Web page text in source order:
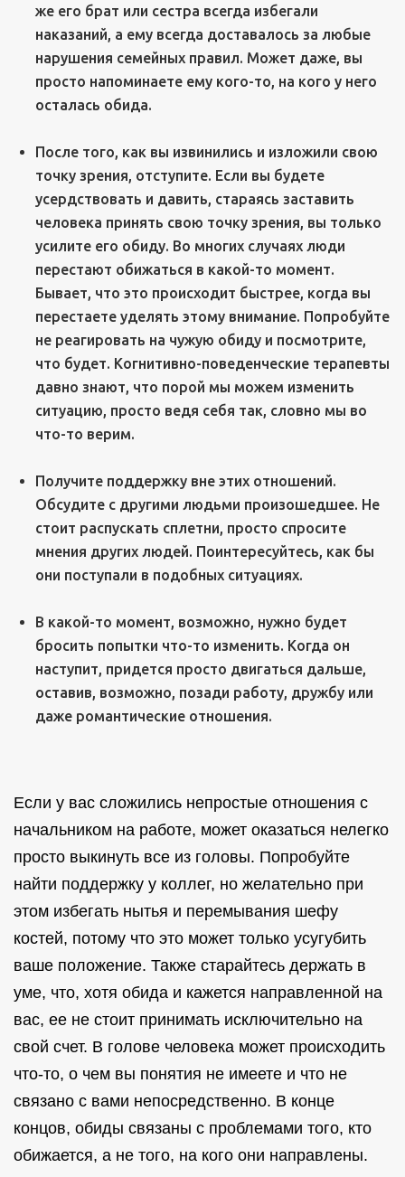
же его брат или сестра всегда избегали
наказаний, а ему всегда доставалось за любые
нарушения семейных правил. Может даже, вы
просто напоминаете ему кого-то, на кого у него
осталась обида.
После того, как вы извинились и изложили свою
точку зрения, отступите. Если вы будете
усердствовать и давить, стараясь заставить
человека принять свою точку зрения, вы только
усилите его обиду. Во многих случаях люди
перестают обижаться в какой-то момент.
Бывает, что это происходит быстрее, когда вы
перестаете уделять этому внимание. Попробуйте
не реагировать на чужую обиду и посмотрите,
что будет. Когнитивно-поведенческие терапевты
давно знают, что порой мы можем изменить
ситуацию, просто ведя себя так, словно мы во
что-то верим.
Получите поддержку вне этих отношений.
Обсудите с другими людьми произошедшее. Не
стоит распускать сплетни, просто спросите
мнения других людей. Поинтересуйтесь, как бы
они поступали в подобных ситуациях.
В какой-то момент, возможно, нужно будет
бросить попытки что-то изменить. Когда он
наступит, придется просто двигаться дальше,
оставив, возможно, позади работу, дружбу или
даже романтические отношения.
Если у вас сложились непростые отношения с
начальником на работе, может оказаться нелегко
просто выкинуть все из головы. Попробуйте
найти поддержку у коллег, но желательно при
этом избегать нытья и перемывания шефу
костей, потому что это может только усугубить
ваше положение. Также старайтесь держать в
уме, что, хотя обида и кажется направленной на
вас, ее не стоит принимать исключительно на
свой счет. В голове человека может происходить
что-то, о чем вы понятия не имеете и что не
связано с вами непосредственно. В конце
концов, обиды связаны с проблемами того, кто
обижается, а не того, на кого они направлены.